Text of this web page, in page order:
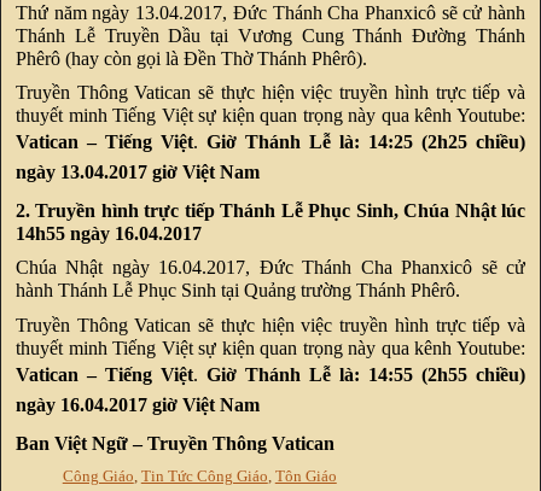
Thứ năm ngày 13.04.2017, Đức Thánh Cha Phanxicô sẽ cử hành
Thánh Lễ Truyền Dầu tại Vương Cung Thánh Đường Thánh
Phêrô (hay còn gọi là Đền Thờ Thánh Phêrô).
Truyền Thông Vatican sẽ thực hiện việc truyền hình trực tiếp và
thuyết minh Tiếng Việt sự kiện quan trọng này qua kênh Youtube:
Vatican – Tiếng Việt. Giờ Thánh Lễ là: 14:25 (2h25 chiều)
ngày 13.04.2017 giờ Việt Nam
2. Truyền hình trực tiếp Thánh Lễ Phục Sinh, Chúa Nhật lúc
14h55 ngày 16.04.2017
Chúa Nhật ngày 16.04.2017, Đức Thánh Cha Phanxicô sẽ cử
hành Thánh Lễ Phục Sinh tại Quảng trường Thánh Phêrô.
Truyền Thông Vatican sẽ thực hiện việc truyền hình trực tiếp và
thuyết minh Tiếng Việt sự kiện quan trọng này qua kênh Youtube:
Vatican – Tiếng Việt. Giờ Thánh Lễ là: 14:55 (2h55 chiều)
ngày 16.04.2017 giờ Việt Nam
Ban Việt Ngữ – Truyền Thông Vatican
Công Giáo, Tin Tức Công Giáo, Tôn Giáo